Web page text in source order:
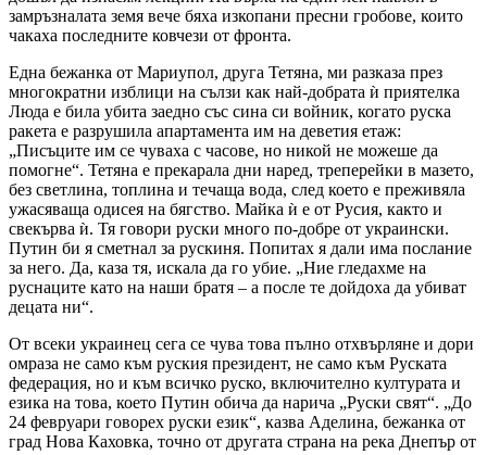
замръзналата земя вече бяха изкопани пресни гробове, които
чакаха последните ковчези от фронта.
Една бежанка от Мариупол, друга Тетяна, ми разказа през
многократни изблици на сълзи как най-добрата ѝ приятелка
Люда е била убита заедно със сина си войник, когато руска
ракета е разрушила апартамента им на деветия етаж:
„Писъците им се чуваха с часове, но никой не можеше да
помогне“. Тетяна е прекарала дни наред, треперейки в мазето,
без светлина, топлина и течаща вода, след което е преживяла
ужасяваща одисея на бягство. Майка ѝ е от Русия, както и
свекърва ѝ. Тя говори руски много по-добре от украински.
Путин би я сметнал за рускиня. Попитах я дали има послание
за него. Да, каза тя, искала да го убие. „Ние гледахме на
руснаците като на наши братя – а после те дойдоха да убиват
децата ни“.
От всеки украинец сега се чува това пълно отхвърляне и дори
омраза не само към руския президент, не само към Руската
федерация, но и към всичко руско, включително културата и
езика на това, което Путин обича да нарича „Руски свят“. „До
24 февруари говорех руски език“, казва Аделина, бежанка от
град Нова Каховка, точно от другата страна на река Днепър от